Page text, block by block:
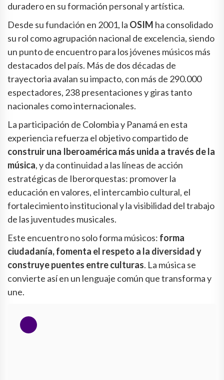
duradero en su formación personal y artística.
Desde su fundación en 2001, la OSIM ha consolidado
su rol como agrupación nacional de excelencia, siendo
un punto de encuentro para los jóvenes músicos más
destacados del país. Más de dos décadas de
trayectoria avalan su impacto, con más de 290.000
espectadores, 238 presentaciones y giras tanto
nacionales como internacionales.
La participación de Colombia y Panamá en esta
experiencia refuerza el objetivo compartido de
construir una Iberoamérica más unida a través de la
música, y da continuidad a las líneas de acción
estratégicas de Iberorquestas: promover la
educación en valores, el intercambio cultural, el
fortalecimiento institucional y la visibilidad del trabajo
de las juventudes musicales.
Este encuentro no solo forma músicos: forma
ciudadanía, fomenta el respeto a la diversidad y
construye puentes entre culturas. La música se
convierte así en un lenguaje común que transforma y
une.